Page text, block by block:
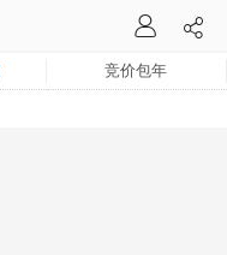
竞价包年